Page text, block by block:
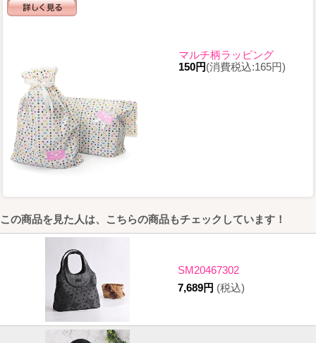
マルチ柄ラッピング
150円(消費税込:165円)
この商品を見た人は、こちらの商品もチェックしています！
SM20467302
7,689円 (税込)